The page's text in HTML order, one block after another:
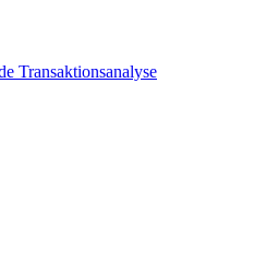
Transaktionsanalyse